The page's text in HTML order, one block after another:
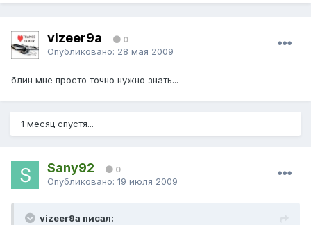
vizeer9a 0
Опубликовано: 28 мая 2009
блин мне просто точно нужно знать...
1 месяц спустя...
Sany92 0
Опубликовано: 19 июля 2009
vizeer9a писал: